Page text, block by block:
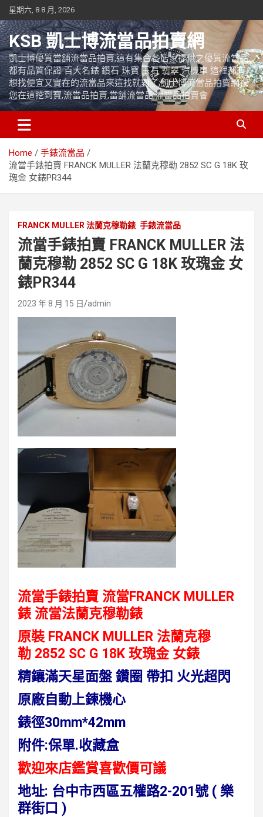
Skip
to
content
星期六, 8 8 月, 2026
KSB 凱士博流當品拍賣網
凱士博優質當舖流當品拍賣,這有集合各店家提供之優質流當品,
都有品質保證 百大名錶 鑽石 珠寶 玉石 翡翠 汽機車 這裡都有
想找便宜又實在的流當品來這找就對了,凱士博流當品拍賣網祝
您在這挖到寶,流當品拍賣,當舖流當品,流當品拍賣會
Home
手錶流當品
流當手錶拍賣 FRANCK MULLER 法蘭克穆勒 2852 SC G 18K 玫
瑰金 女錶PR344
FRANCK MULLER 法蘭克穆勒錶 手錶流當品
流當手錶拍賣 FRANCK MULLER 法
蘭克穆勒 2852 SC G 18K 玫瑰金 女
錶PR344
2023 年 8 月 15 日 admin
流當手錶拍賣 流當FRANCK MULLER
錶 流當法蘭克穆勒錶
原裝 FRANCK MULLER 法蘭克穆
勒 2852 SC G 18K 玫瑰金 女錶
精鑲滿天星面盤 鑽圈 帶扣 火光超閃
原廠自動上鍊機心
錶徑30mm*42mm
附件:保單.收藏盒
歡迎來店鑑賞喜歡價可議
地址: 台中市西區五權路2-201號 ( 樂
群街口 )